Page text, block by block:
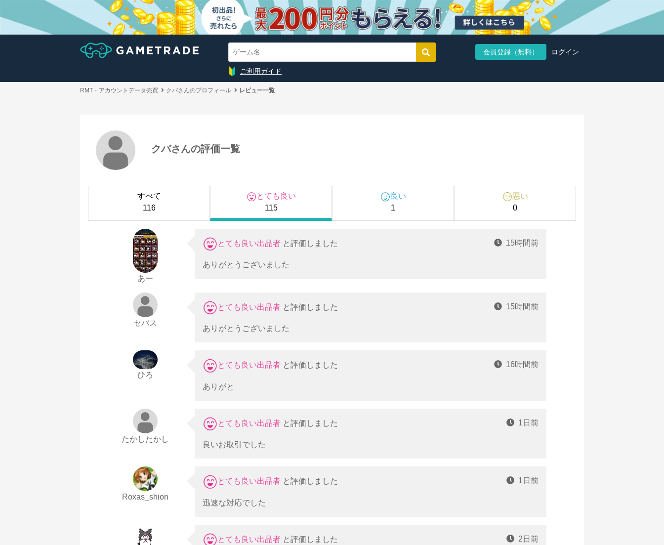
会員登録（無料） ログイン
ご利用ガイド
RMT・アカウントデータ売買 クバさんのプロフィール レビュー一覧
クバさんの評価一覧
すべて
116
とても良い
115
良い
1
悪い
0
あー
とても良い出品者 と評価しました
ありがとうございました
15時間前
セバス
とても良い出品者 と評価しました
ありがとうございました
15時間前
ひろ
とても良い出品者 と評価しました
ありがと
16時間前
たかしたかし
とても良い出品者 と評価しました
良いお取引でした
1日前
Roxas_shion
とても良い出品者 と評価しました
迅速な対応でした
1日前
とても良い出品者 と評価しました 2日前